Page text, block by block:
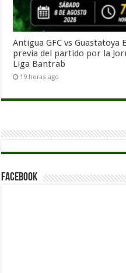
Antigua GFC vs
previa del partido por la
Liga Bantrab
19 horas ago
Facebook